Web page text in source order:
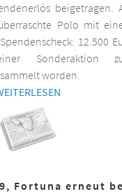
beigetragen.
Polo mit
12.500
Sonderaktion
worden.
Fortuna erneut